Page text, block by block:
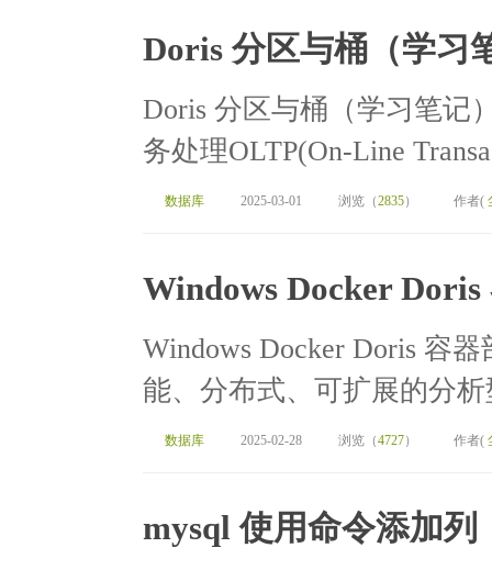
Doris 分区与桶（学习
Doris 分区与桶（学习笔记
务处理OLTP(On-Line
数据库 2025-03-01 浏览（2835） 作者(
Windows Docker
Windows Docker Doris 容
能、分布式、可扩展的分
数据库 2025-02-28 浏览（4727） 作者(
mysql 使用命令添加